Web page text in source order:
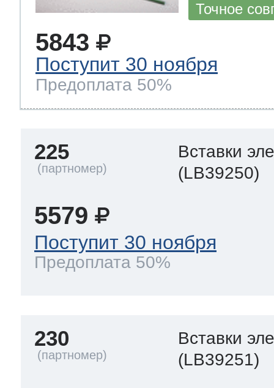
Точное
5843
Поступит 30 ноября
Предоплата 50%
225
Вставки
(LB39250)
5579
Поступит 30 ноября
Предоплата 50%
230
Вставки
(LB39251)